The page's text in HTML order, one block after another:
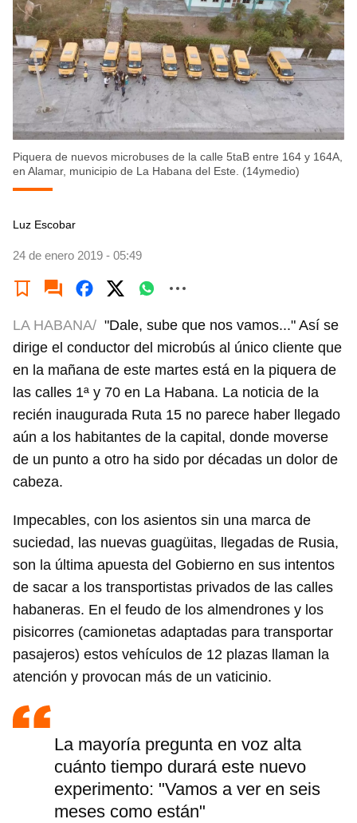
Piquera de nuevos microbuses de la calle 5taB entre 164 y 164A,
en Alamar, municipio de La Habana del Este. (14ymedio)
Luz Escobar
24 de enero 2019 - 05:49
LA HABANA/ "Dale, sube que nos vamos..." Así se
dirige el conductor del microbús al único cliente que
en la mañana de este martes está en la piquera de
las calles 1ª y 70 en La Habana. La noticia de la
recién inaugurada Ruta 15 no parece haber llegado
aún a los habitantes de la capital, donde moverse
de un punto a otro ha sido por décadas un dolor de
cabeza.
Impecables, con los asientos sin una marca de
suciedad, las nuevas guagüitas, llegadas de Rusia,
son la última apuesta del Gobierno en sus intentos
de sacar a los transportistas privados de las calles
habaneras. En el feudo de los almendrones y los
pisicorres (camionetas adaptadas para transportar
pasajeros) estos vehículos de 12 plazas llaman la
atención y provocan más de un vaticinio.
La mayoría pregunta en voz alta
cuánto tiempo durará este nuevo
experimento: "Vamos a ver en seis
meses como están"